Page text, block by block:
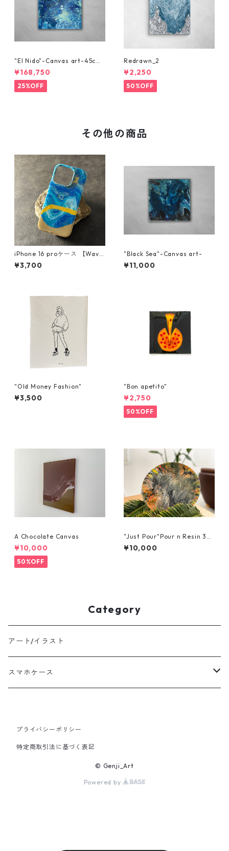
"El Nido"-Canvas art-45cm
x 45cm
¥168,750
25%OFF
Redrawn_2
¥2,250
50%OFF
その他の商品
iPhone 16 proケース 【Wave
s of blissシリーズ】
¥3,700
"Black Sea"-Canvas art-
¥11,000
"Old Money Fashion"
¥3,500
"Bon apetito"
¥2,750
50%OFF
A Chocolate Canvas
¥10,000
50%OFF
"Just Pour"Pour n Resin 30
cm x 30cm
¥10,000
Category
アート/イラスト
スマホケース
プライバシーポリシー
特定商取引法に基づく表記
© Genji_Art
Powered by